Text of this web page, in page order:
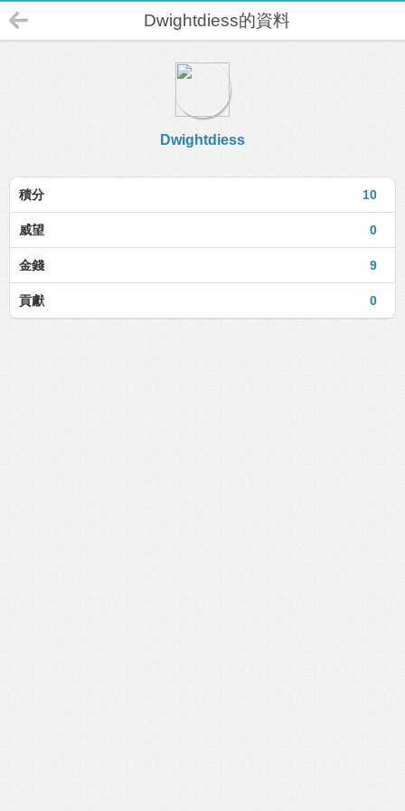
Dwightdiess的資料
Dwightdiess
10
積分
0
威望
9
金錢
0
貢獻